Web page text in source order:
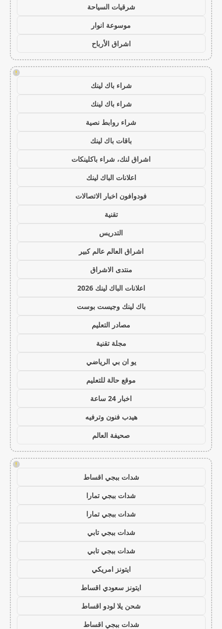
شرقيات السياحة
موسوعة انوار
اشراق الأرباح
!
شراء باك لينك
شراء باك لينك
شراء روابط نصية
باقات باك لينك
اشراق لنك، شراء باكلينكات
اعلانات الباك لينك
فودوافون اخبار الاتصالات
تقنية
التدريس
اشراق العالم عالم كبير
منتدى الاشراق
اعلانات الباك لينك 2026
باك لينك وجيست بوست
مصادر التعليم
مجلة تقنية
يو ان بي الرياضي
موقع حالة للتعليم
اخبار 24 ساعة
هيدب فنون وترفيه
صحيفة العالم
!
شدات ببجي اقساط
شدات ببجي تمارا
شدات ببجي تمارا
شدات ببجي تابي
شدات ببجي تابي
ايتونز امريكي
ايتونز سعودي اقساط
شحن يلا لودو اقساط
شدات ببجي اقساط